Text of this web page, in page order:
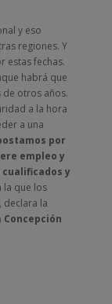
y eso
regiones. Y
estas fechas.
habrá que
otros años.
a la hora
a una
por
empleo y
y
la que los
declara la